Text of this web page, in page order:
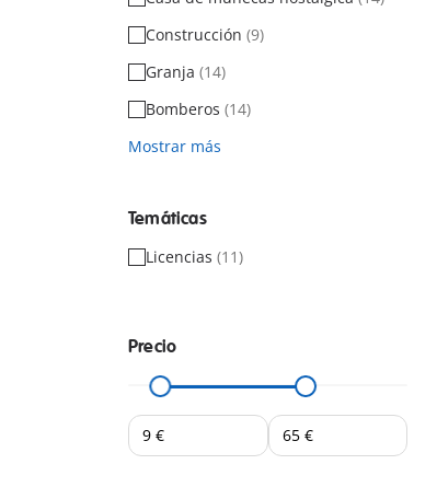
Construcción (9)
Granja (14)
Bomberos (14)
Mostrar más
Temáticas
Licencias (11)
Precio